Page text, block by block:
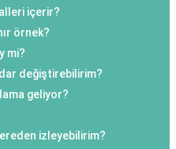
içerir?
örnek?
mi?
değiştirebilirim?
geliyor?
izleyebilirim?